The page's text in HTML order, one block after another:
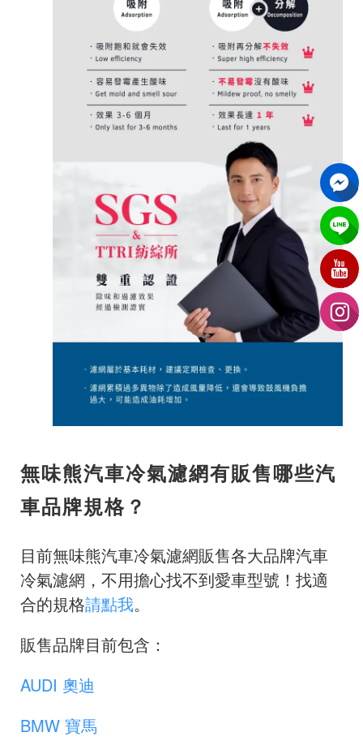
無味熊汽車冷氣濾網有販售哪些汽
車品牌規格？
目前無味熊汽車冷氣濾網販售各大品牌汽車
冷氣濾網，不用擔心找不到愛車型號！找適
合的規格請點我。
販售品牌目前包含：
AUDI 奧迪
BMW 寶馬